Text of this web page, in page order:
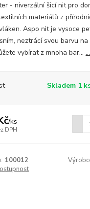
- niverzální šicí nit pro
materiálů z
Aspo nit je vysoce
neztrácí svou barvu
vybírat z mnoha bar...
Skladem 1
/ks
DPH
100012